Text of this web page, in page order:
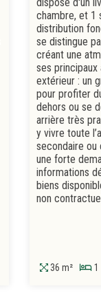
dispose d'un
chambre, et 1
distribution
se distingue
créant une
ses
extérieur : un
pour profiter
dehors ou se
arrière très
y vivre toute
secondaire
une forte
informations
biens
non
36 m² 1